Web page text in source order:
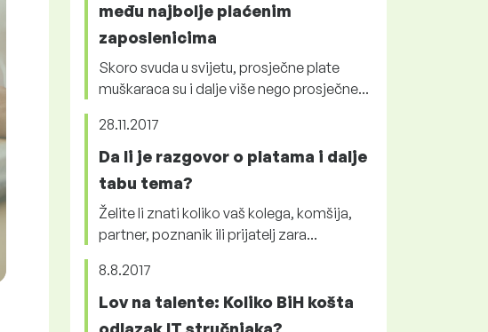
među najbolje plaćenim
zaposlenicima
Skoro svuda u svijetu, prosječne plate
muškaraca su i dalje više nego prosječne...
28.11.2017
Da li je razgovor o platama i dalje
tabu tema?
Želite li znati koliko vaš kolega, komšija,
partner, poznanik ili prijatelj zara...
8.8.2017
Lov na talente: Koliko BiH košta